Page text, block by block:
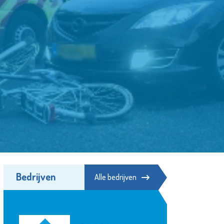
Bedrijven Alle bedrijven